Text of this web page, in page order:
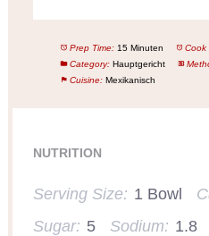
Prep Time: 15 Minuten Cook
Category: Hauptgericht
Cuisine: Mexikanisch
NUTRITION
Serving Size: 1 Bowl
Sugar: 5 Sodium: 1.8